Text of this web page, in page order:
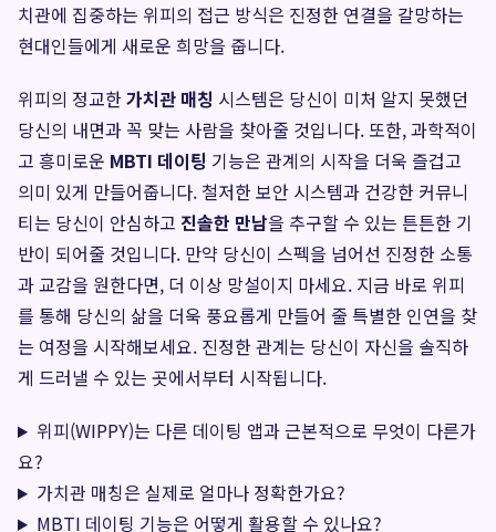
치관에 집중하는 위피의 접근 방식은 진정한 연결을 갈망하는
현대인들에게 새로운 희망을 줍니다.
위피의 정교한가치관 매칭 시스템은 당신이 미처 알지 못했던
당신의 내면과 꼭 맞는 사람을 찾아줄 것입니다. 또한, 과학적이
고 흥미로운 MBTI 데이팅 기능은 관계의 시작을 더욱 즐겁고
의미 있게 만들어줍니다. 철저한 보안 시스템과 건강한 커뮤니
티는 당신이 안심하고 진솔한 만남을 추구할 수 있는 튼튼한 기
반이 되어줄 것입니다. 만약 당신이 스펙을 넘어선 진정한 소통
과 교감을 원한다면, 더 이상 망설이지 마세요. 지금 바로 위피
를 통해 당신의 삶을 더욱 풍요롭게 만들어 줄 특별한 인연을 찾
는 여정을 시작해보세요. 진정한 관계는 당신이 자신을 솔직하
게 드러낼 수 있는 곳에서부터 시작됩니다.
위피(WIPPY)는 다른 데이팅 앱과 근본적으로 무엇이 다른가
요?
가치관 매칭은 실제로 얼마나 정확한가요?
MBTI 데이팅 기능은 어떻게 활용할 수 있나요?